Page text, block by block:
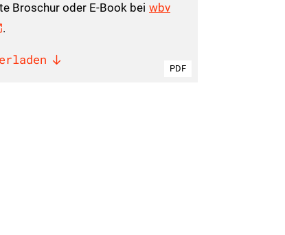
Broschur oder E-Book bei wbv
.
PDF